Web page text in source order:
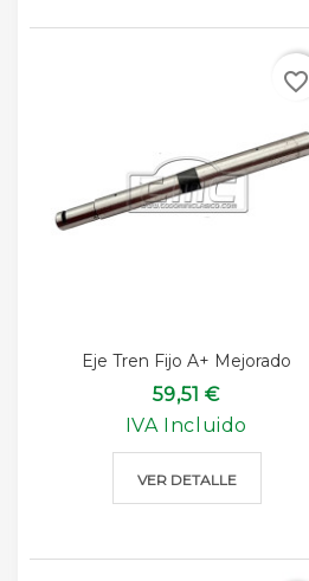
Eje Tren Fijo A+ Mejorado
59,51 €
IVA Incluido
VER DETALLE
favorite_border